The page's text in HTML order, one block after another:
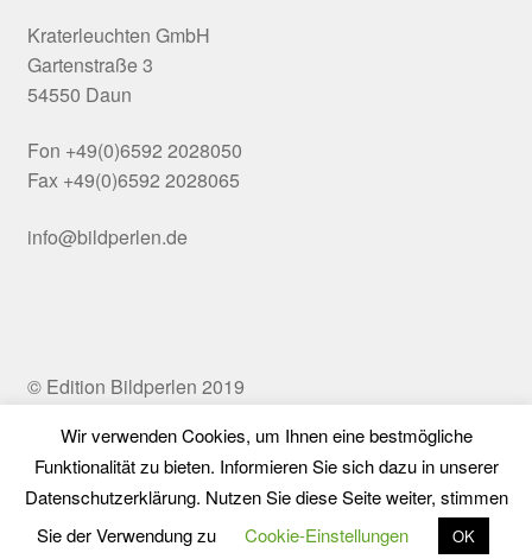
Kraterleuchten GmbH
Gartenstraße 3
54550 Daun
Fon +49(0)6592 2028050
Fax +49(0)6592 2028065
info@bildperlen.de
© Edition Bildperlen 2019
Vertrag widerrufen
Suchen
Suchen
0
Wir verwenden Cookies, um Ihnen eine bestmögliche
Funktionalität zu bieten. Informieren Sie sich dazu in unserer
Datenschutzerklärung. Nutzen Sie diese Seite weiter, stimmen
Sie der Verwendung zu
Cookie-Einstellungen OK